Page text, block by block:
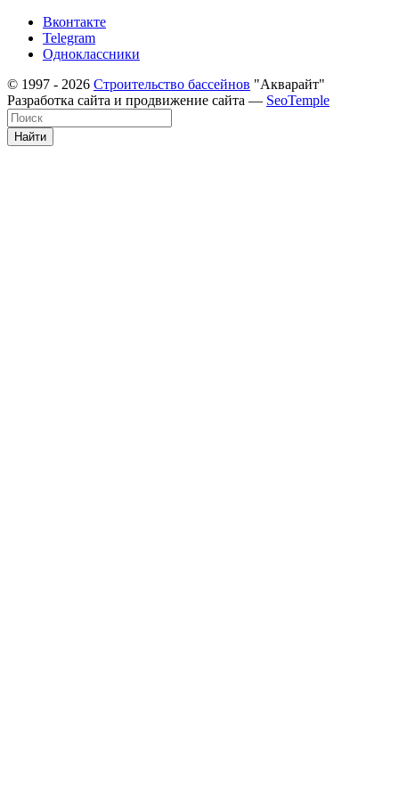
Вконтакте
Telegram
Одноклассники
© 1997 - 2026 Строительство бассейнов "Акварайт"
Разработка сайта и продвижение сайта — SeoTemple
Найти